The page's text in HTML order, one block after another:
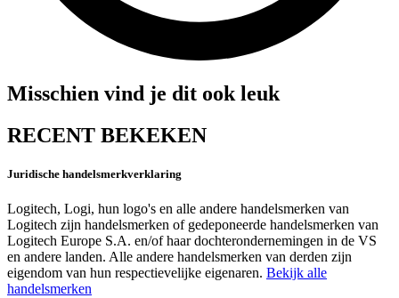
Misschien vind je dit ook leuk
RECENT BEKEKEN
Juridische handelsmerkverklaring
Logitech, Logi, hun logo's en alle andere handelsmerken van
Logitech zijn handelsmerken of gedeponeerde handelsmerken van
Logitech Europe S.A. en/of haar dochterondernemingen in de VS
en andere landen. Alle andere handelsmerken van derden zijn
eigendom van hun respectievelijke eigenaren. Bekijk alle
handelsmerken